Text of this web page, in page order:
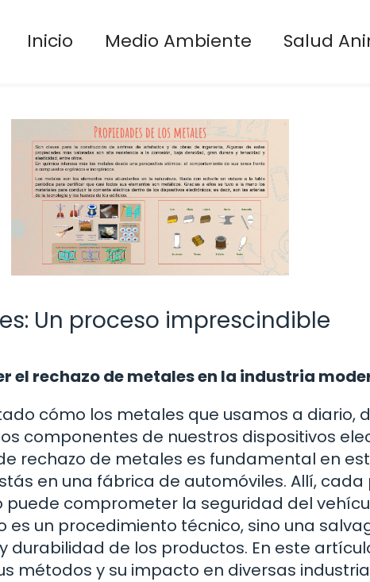
Inicio Medio Ambiente Salud
Un proceso imprescindible
el rechazo de metales en la industria
cómo los metales que usamos a diario,
componentes de nuestros dispositivos
rechazo de metales es fundamental en
en una fábrica de automóviles. Allí, cada
comprometer la seguridad del
es un procedimiento técnico, sino una
durabilidad de los productos. En este
métodos y su impacto en diversas